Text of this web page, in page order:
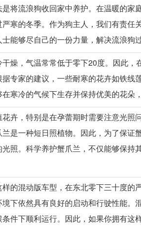
将流浪狗收回家中养护。在温暖的家
寒的冬季。作为狗主人，我们有责任
能够尽自己的一份力量，解决流浪狗
燥，气温常常低于零下20度。因此
专家的建议，一些耐寒的花卉如铁线
寒冷的气候下生存并保持优美的花朵
卉，特别是在孕蕾期时需要注意光照
是一种短日照植物。因此，为了保证
照。科学养护蟹爪兰，不仅能够保持
的混动版车型，在东北零下三十度的
下依然具有良好的启动和行驶性能。
件下顺利运行。因此，如果你拥有这